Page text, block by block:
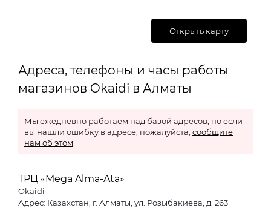
Открыть карту
Адреса, телефоны и часы работы
магазинов Okaidi в Алматы
Мы ежедневно работаем над базой адресов, но если
вы нашли ошибку в адресе, пожалуйста, сообщите
нам об этом
ТРЦ «Mega Alma-Ata»
Okaidi
Адрес: Казахстан, г. Алматы, ул. Розыбакиева, д. 263